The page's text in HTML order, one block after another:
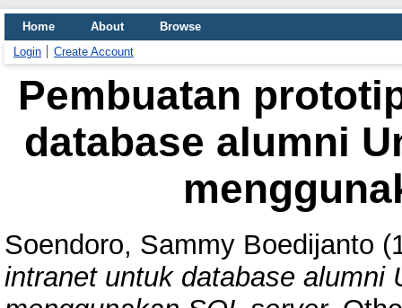
Home About
Browse
Login
Create Account
Pembuatan
database alumni
Soendoro, Sammy Boedijanto
intranet untuk database alumni